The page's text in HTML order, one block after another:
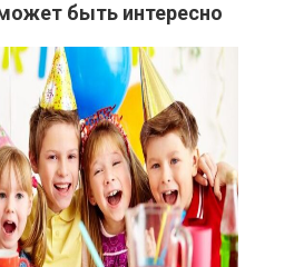
быть интересно